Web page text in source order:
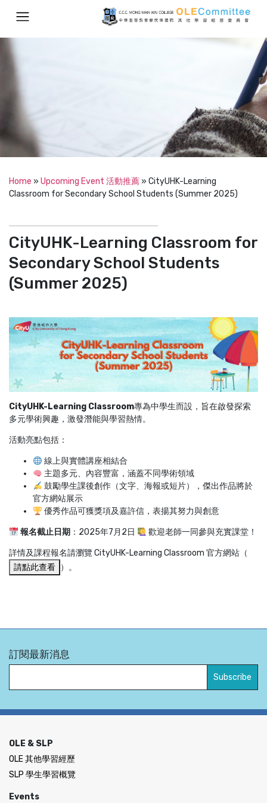
Home » Upcoming Event 活動推薦 » CityUHK-Learning
Classroom for Secondary School Students (Summer 2025)
CityUHK-Learning Classroom for
Secondary School Students
(Summer 2025)
CityUHK-Learning Classroom專為中學生而設，旨在啟發探索
多元學術興趣，激發潛能與學習熱情。
活動亮點包括：
線上與實體講座相結合
主題多元、內容豐富，涵蓋不同學術領域
鼓勵學生課後創作（文字、海報或短片），傑出作品將於
官方網站展示
優秀作品可獲獎項及嘉許信，表揚其努力與創意
報名截止日期 ：2025年7月2日 歡迎老師一同參與充實課堂！
詳情及課程報名請瀏覽 CityUHK-Learning Classroom 官方網站（
請點此查看 ）。
訂閱最新消息
OLE & SLP
OLE 其他學習經歷
SLP 學生學習概覽
Events